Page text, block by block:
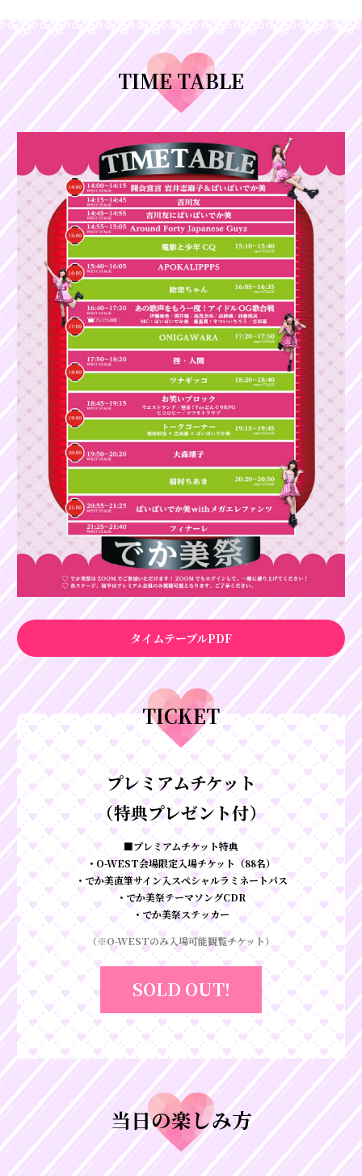
TIME TABLE
タイムテーブルPDF
TICKET
プレミアムチケット
（特典プレゼント付）
■プレミアムチケット特典
・O-WEST会場限定入場チケット（88名）
・でか美直筆サイン入スペシャルラミネートパス
・でか美祭テーマソングCDR
・でか美祭ステッカー
（※O-WESTのみ入場可能観覧チケット）
SOLD OUT!
当日の楽しみ方